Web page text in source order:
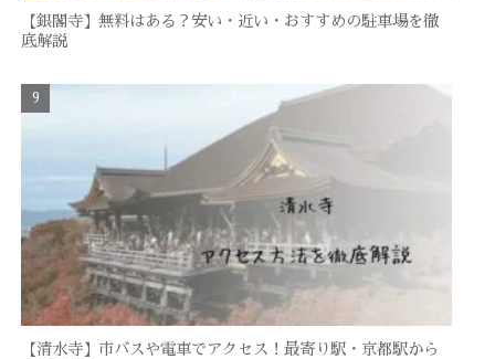
【銀閣寺】無料はある？安い・近い・おすすめの駐車場を徹
底解説
【清水寺】市バスや電車でアクセス！最寄り駅・京都駅から